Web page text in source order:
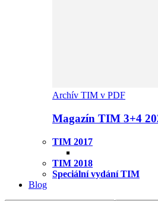
Archív TIM v PDF
Magazín TIM 3+4
TIM 2017
TIM 2018
Speciální vydání TIM
Blog